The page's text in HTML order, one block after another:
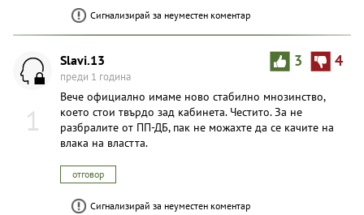
Сигнализирай за неуместен коментар
1
3 4
Slavi.13
преди 1 година
Вече официално имаме ново стабилно мнозинство,
което стои твърдо зад кабинета. Честито. За не
разбралите от ПП-ДБ, пак не можахте да се качите на
влака на властта.
отговор
Сигнализирай за неуместен коментар